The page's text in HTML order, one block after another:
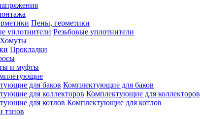
Пены, герметики
Резьбовые уплотнители
Хомуты
Прокладки
и муфты
Комплектующие для баков
Комплектующие для коллекторов
Комплектующие для котлов
тэнов